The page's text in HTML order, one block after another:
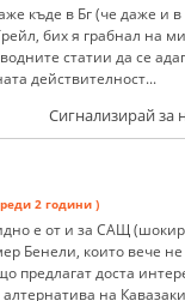
къде в Бг (че даже и
бих я грабнал на
статии да се
действителност...
Сигнализирай за
2 години )
е от и за САЩ
Бенели, които вече не
предлагат доста
на